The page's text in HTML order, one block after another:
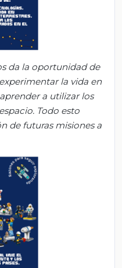
da la oportunidad de
la vida en
a utilizar los
Todo esto
de futuras misiones a